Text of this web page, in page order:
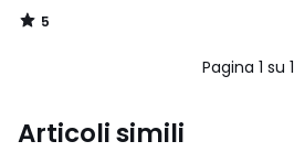
5
/
Pagina 1 su 1
Articoli simili